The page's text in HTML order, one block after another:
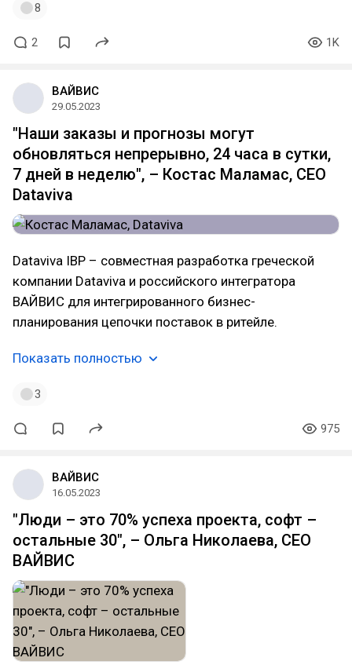
8
2 1K
ВАЙВИС
29.05.2023
"Наши заказы и прогнозы могут
обновляться непрерывно, 24 часа в сутки,
7 дней в неделю", – Костас Маламас, CEO
Dataviva
Dataviva IBP – совместная разработка греческой
компании Dataviva и российского интегратора
ВАЙВИС для интегрированного бизнес-
планирования цепочки поставок в ритейле.
Показать полностью
3
975
ВАЙВИС
16.05.2023
"Люди – это 70% успеха проекта, софт –
остальные 30", – Ольга Николаева, CEO
ВАЙВИС